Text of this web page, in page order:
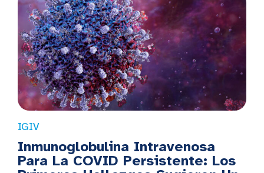
IGIV
Inmunoglobulina Intravenosa
Para La COVID Persistente: Los